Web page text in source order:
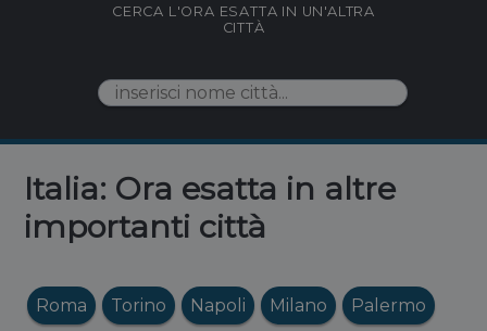
CERCA L'ORA ESATTA IN UN'ALTRA
CITTÀ
Italia: Ora esatta in altre
importanti città
Roma Torino Napoli Milano Palermo